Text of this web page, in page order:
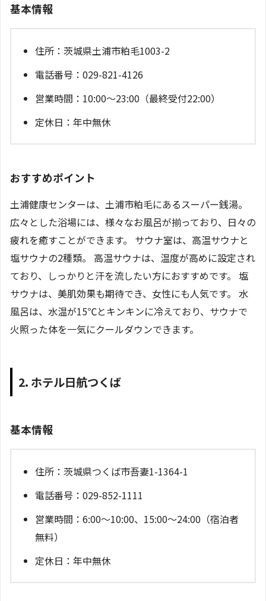
基本情報
住所：茨城県土浦市粕毛1003-2
電話番号：029-821-4126
営業時間：10:00～23:00（最終受付22:00）
定休日：年中無休
おすすめポイント
土浦健康センターは、土浦市粕毛にあるスーパー銭湯。
広々とした浴場には、様々なお風呂が揃っており、日々の
疲れを癒すことができます。 サウナ室は、高温サウナと
塩サウナの2種類。 高温サウナは、温度が高めに設定され
ており、しっかりと汗を流したい方におすすめです。 塩
サウナは、美肌効果も期待でき、女性にも人気です。 水
風呂は、水温が15℃とキンキンに冷えており、サウナで
火照った体を一気にクールダウンできます。
2. ホテル日航つくば
基本情報
住所：茨城県つくば市吾妻1-1364-1
電話番号：029-852-1111
営業時間：6:00～10:00、15:00～24:00（宿泊者
無料）
定休日：年中無休